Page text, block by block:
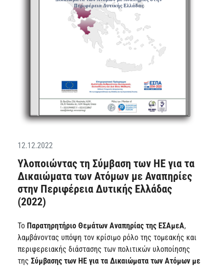
12.12.2022
Υλοποιώντας τη Σύμβαση των ΗΕ για τα
Δικαιώματα των Ατόμων με Αναπηρίες
στην Περιφέρεια Δυτικής Ελλάδας
(2022)
Το Παρατηρητήριο Θεμάτων Αναπηρίας της ΕΣΑμεΑ,
λαμβάνοντας υπόψη τον κρίσιμο ρόλο της τομεακής και
περιφερειακής διάστασης των πολιτικών υλοποίησης
της Σύμβασης των ΗΕ για τα Δικαιώματα των Ατόμων με